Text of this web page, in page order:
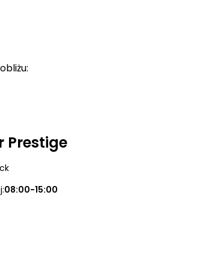
Prestige
08:00-15:00